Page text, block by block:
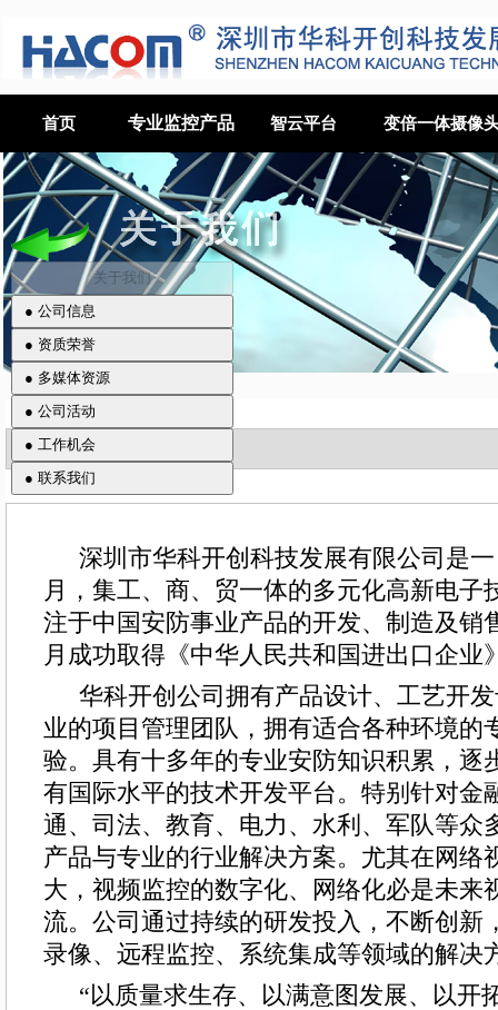
首页 专业监控产品 智云平台 变倍一体摄像
关于我们
> 公司介绍
深圳市华科开创科技发展有限公司是
月，集工、商、贸一体的多元化高新电子
注于中国安防事业产品的开发、制造及销
月成功取得《中华人民共和国进出口企业
华科开创公司拥有产品设计、工艺开
业的项目管理团队，拥有适合各种环境的
验。具有十多年的专业安防知识积累，逐
有国际水平的技术开发平台。特别针对金
通、司法、教育、电力、水利、军队等众
产品与专业的行业解决方案。尤其在网络
大，视频监控的数字化、网络化必是未来
流。公司通过持续的研发投入，不断创新
录像、远程监控、系统集成等领域的解决
“以质量求生存、以满意图发展、以开